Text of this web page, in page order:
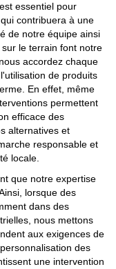
essentiel pour
contribuera à une
de notre équipe ainsi
le terrain font notre
accordez chaque
de produits
En effet, même
permettent
efficace des
alternatives et
responsable et
locale.
que notre expertise
lorsque des
dans des
nous mettons
aux exigences de
des
une intervention